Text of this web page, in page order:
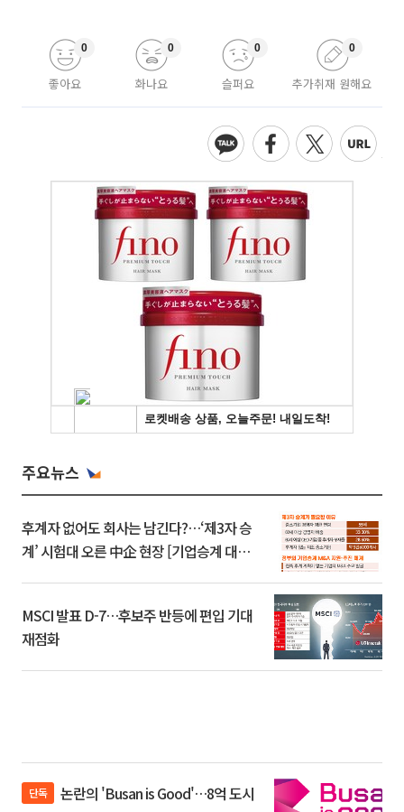
좋아요
0
화나요
0
슬퍼요
0
추가취재 원해요
0
주요뉴스
후계자 없어도 회사는 남긴다?…‘제3자 승
계’ 시험대 오른 中企 현장 [기업승계 대전
MSCI 발표 D-7…후보주 반등에 편입 기대
재점화
단독